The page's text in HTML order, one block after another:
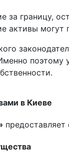
за границу,
активы могут
поэтому
в Киеве